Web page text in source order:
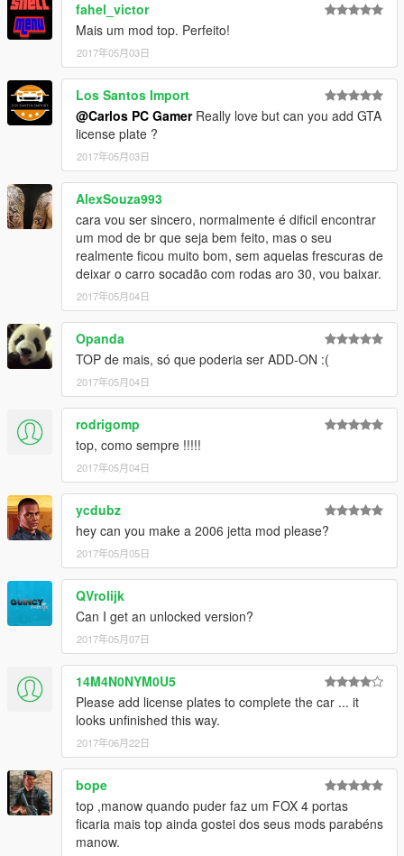
fahel_victor
Mais um mod top. Perfeito!
2017年05月03日
Los Santos Import
@Carlos PC GamerReally love but can you add GTA
license plate ?
2017年05月03日
AlexSouza993
cara vou ser sincero, normalmente é dificil encontrar
um mod de br que seja bem feito, mas o seu
realmente ficou muito bom, sem aquelas frescuras de
deixar o carro socadão com rodas aro 30, vou baixar.
2017年05月04日
Opanda
TOP de mais, só que poderia ser ADD-ON :(
2017年05月04日
rodrigomp
top, como sempre !!!!!
2017年05月04日
ycdubz
hey can you make a 2006 jetta mod please?
2017年05月05日
QVrolijk
Can I get an unlocked version?
2017年05月07日
14M4N0NYM0U5
Please add license plates to complete the car ... it
looks unfinished this way.
2017年06月22日
bope
top ,manow quando puder faz um FOX 4 portas
ficaria mais top ainda gostei dos seus mods parabéns
manow.